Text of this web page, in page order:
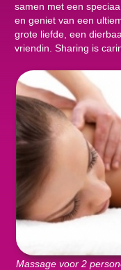
samen met een
en geniet van een
grote liefde, een
vriendin. Sharing is
Massage voor 2